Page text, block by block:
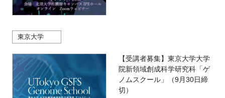
東京大学
【受講者募集】東京大学大学
院新領域創成科学研究科「ゲ
ノムスクール」（9月30日締
切）